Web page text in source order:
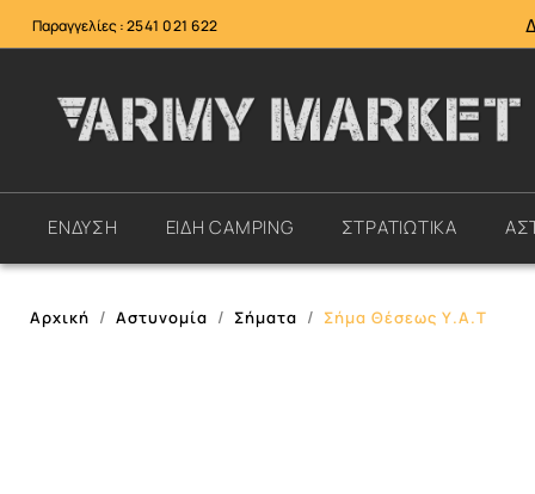
Παραγγελίες :2541 021 622
ΕΝΔΥΣΗ ΕΙΔΗ CAMPING ΣΤΡΑΤΙΩΤΙΚΑ
Αρχική Αστυνομία Σήματα Σήμα Θέσεως Υ.Α.Τ